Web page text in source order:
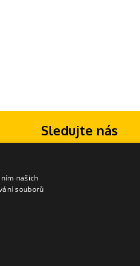
Sledujte nás
našich
souborů